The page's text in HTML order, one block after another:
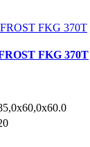
FKG 370T